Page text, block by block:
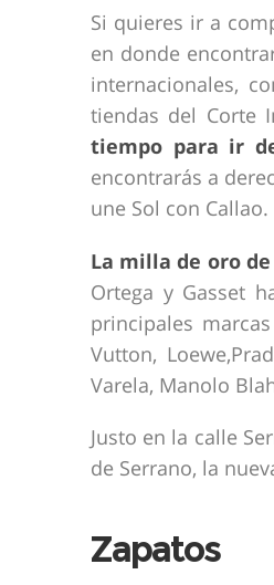
Si quieres ir a
en donde
internacionales,
tiendas del Corte
tiempo para ir
encontrarás a
une Sol con Callao.
La milla de oro
Ortega y Gasset
principales
Vutton,
Varela, Manolo
Justo en la calle
de Serrano, la
Zapatos